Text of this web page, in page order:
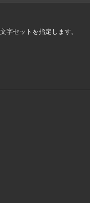
字セットを指定します。